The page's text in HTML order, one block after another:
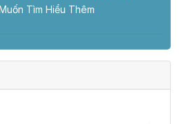
Tìm Hiểu Thêm